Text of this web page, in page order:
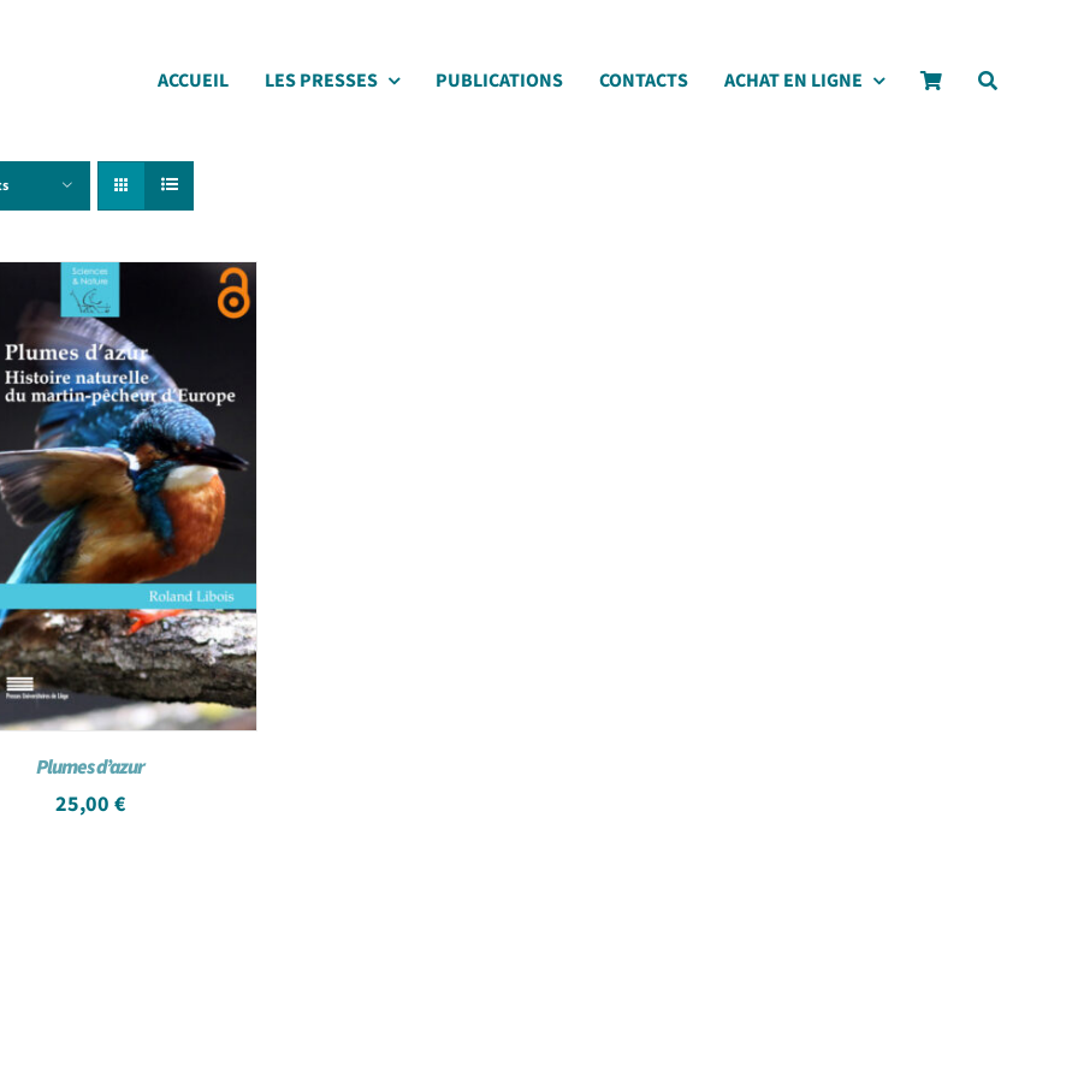
ACCUEIL LES PRESSES PUBLICATIONS CONTACTS ACHAT EN LIGNE
Plumes d’azur
25,00 €